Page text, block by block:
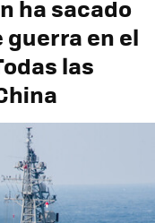
ha sacado
guerra en el
las